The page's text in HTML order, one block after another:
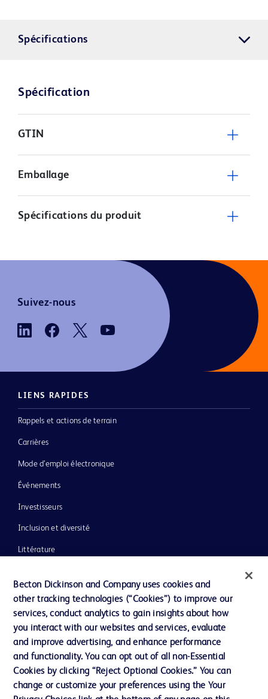
Spécifications
Spécification
GTIN
Emballage
Spécifications du produit
Suivez-nous
LIENS RAPIDES
Rappels et actions de terrain
Carrières
Mode d’emploi électronique
Événements
Investisseurs
Inclusion et diversité
Littérature
Notre entreprise
Éthique et conformité
Nous contacter
Becton Dickinson and Company uses cookies and
other tracking technologies (“Cookies”) to improve our
services, conduct analytics to gain insights about how
you interact with our websites and services, evaluate
and improve advertising, and enhance performance
and functionality. You can opt out of all non-Essential
Cookies by clicking “Reject Optional Cookies.” You can
change or customize your preferences using the Your